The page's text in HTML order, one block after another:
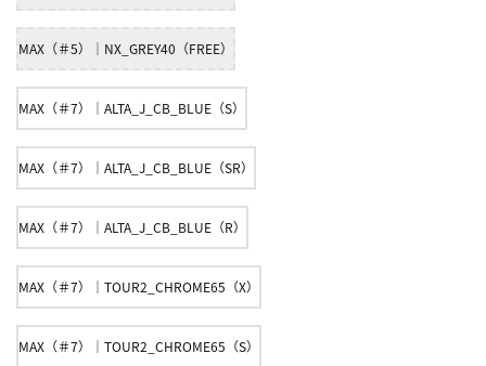
MAX（＃5）｜NX_GREY40（FREE）
MAX（＃7）｜ALTA_J_CB_BLUE（S）
MAX（＃7）｜ALTA_J_CB_BLUE（SR）
MAX（＃7）｜ALTA_J_CB_BLUE（R）
MAX（＃7）｜TOUR2_CHROME65（X）
MAX（＃7）｜TOUR2_CHROME65（S）